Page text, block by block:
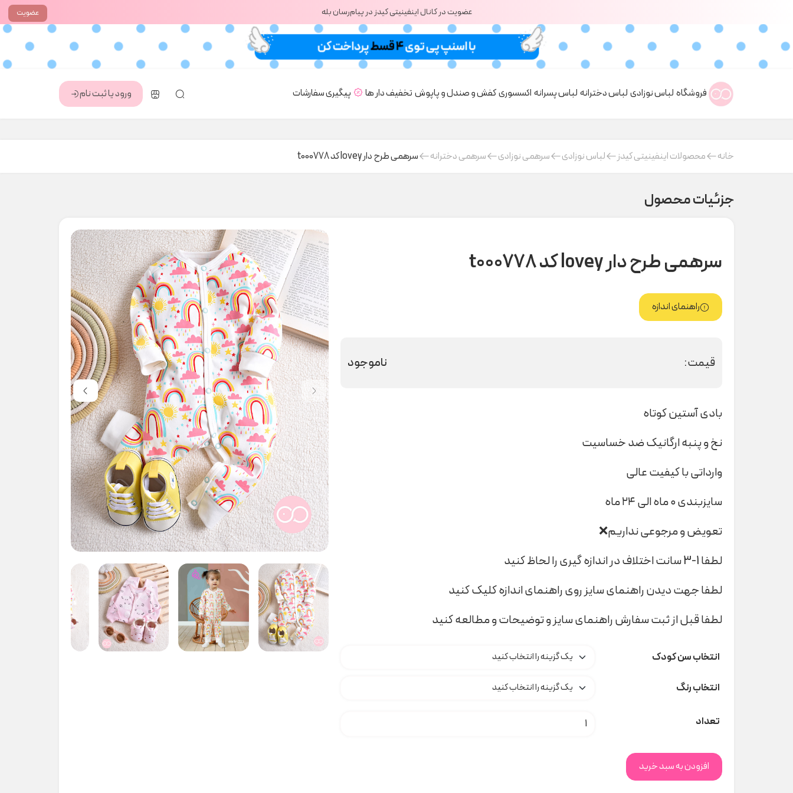
عضویت عضویت در کانال اینفینیتی کیدز در پیام‌رسان بله
فروشگاه لباس نوزادی لباس دخترانه لباس پسرانه اکسسوریکفش و صندل و پاپوش تخفیف دار ها پیگیری سفارشات ورود یا ثبت نام
خانه محصولات اینفینیتی کیدز لباس نوزادی سرهمی نوزادی سرهمی دخترانه سرهمی طرح دار lovey کد t000778
جزئیات محصول
سرهمی طرح دار lovey کد t000778
راهنمای اندازه
قیمت: ناموجود
بادی آستین کوتاه
نخ و پنبه ارگانیک ضد خساسیت
وارداتی با کیفیت عالی
سایزبندی ۰ ماه الی ۲۴ ماه
تعویض و مرجوعی نداریم❌
لطفا 1-3 سانت اختلاف در اندازه گیری را لحاظ کنید
لطفا جهت دیدن راهنمای سایز روی راهنمای اندازه کلیک کنید
لطفا قبل از ثبت سفارش راهنمای سایز و توضیحات و مطالعه کنید
انتخاب سن کودک
انتخاب رنگ
تعداد سرهمی طرح دار lovey کد t000778 عدد
افزودن به سبد خرید